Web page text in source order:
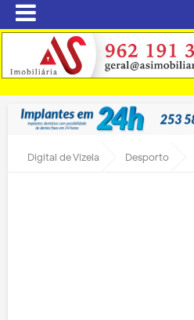
Digital de Vizela Desporto